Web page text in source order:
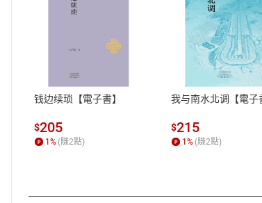
付款方式
ATM轉帳、信用卡、LINE PAY、AFTEE
钱边续琐【電子書】
$205
1 % (賺2點)
我与南水北调【電子
$215
1 % (賺2點)